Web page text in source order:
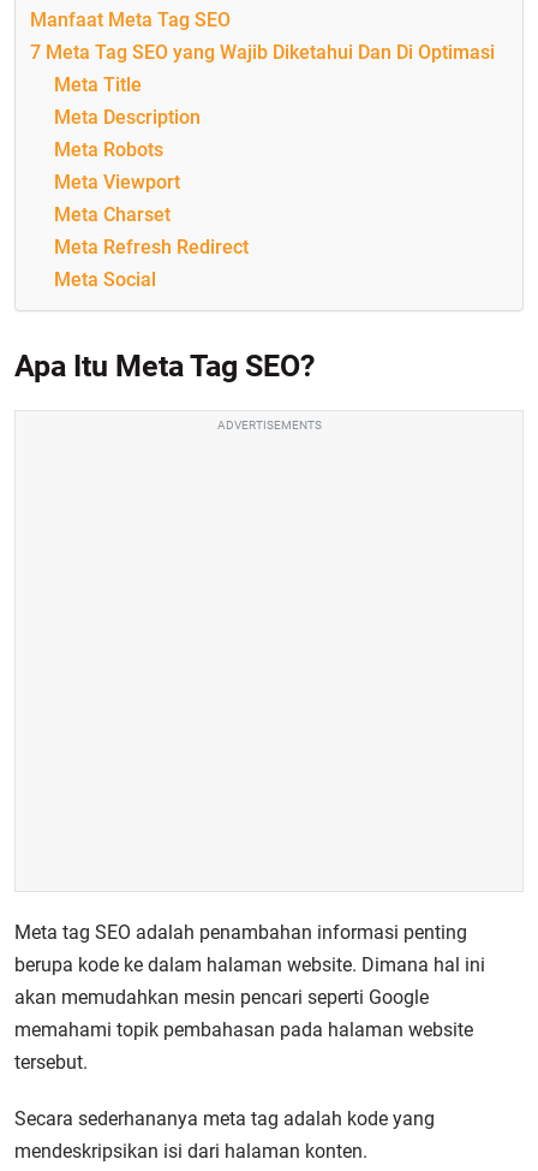
Manfaat Meta Tag SEO
7 Meta Tag SEO yang Wajib Diketahui Dan Di Optimasi
Meta Title
Meta Description
Meta Robots
Meta Viewport
Meta Charset
Meta Refresh Redirect
Meta Social
Apa Itu Meta Tag SEO?
ADVERTISEMENTS
Meta tag SEO adalah penambahan informasi penting
berupa kode ke dalam halaman website. Dimana hal ini
akan memudahkan mesin pencari seperti Google
memahami topik pembahasan pada halaman website
tersebut.
Secara sederhananya meta tag adalah kode yang
mendeskripsikan isi dari halaman konten.